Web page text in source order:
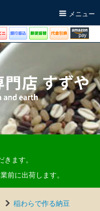
メニュー
ます。
前に出荷します。
稲わらで作る納豆